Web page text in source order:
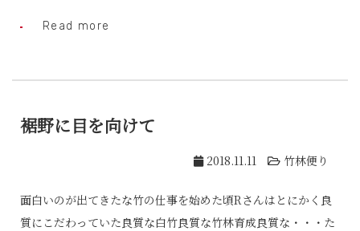
Read more
裾野に目を向けて
2018.11.11 竹林便り
面白いのが出てきたな竹の仕事を始めた頃Rさんはとにかく良
質にこだわっていた良質な白竹良質な竹林育成良質な・・・た